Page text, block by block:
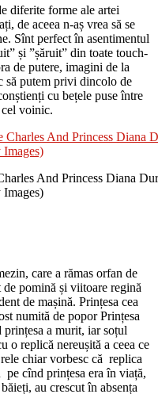
diferite forme ale artei
de aceea n-aș vrea să se
Sînt perfect în asentimentul
și ”șăruit” din toate touch-
de putere, imagini de la
să putem privi dincolo de
cu bețele puse între
cel voinic.
And Princess Diana
care a rămas orfan de
pomină și viitoare regină
de mașină. Prințesa cea
numită de popor Prințesa
a murit, iar soțul
o replică nereușită a ceea ce
chiar vorbesc că replica
pe cînd prințesa era în viață,
au crescut în absența